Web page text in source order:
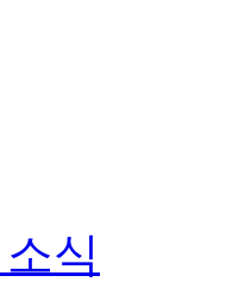
식